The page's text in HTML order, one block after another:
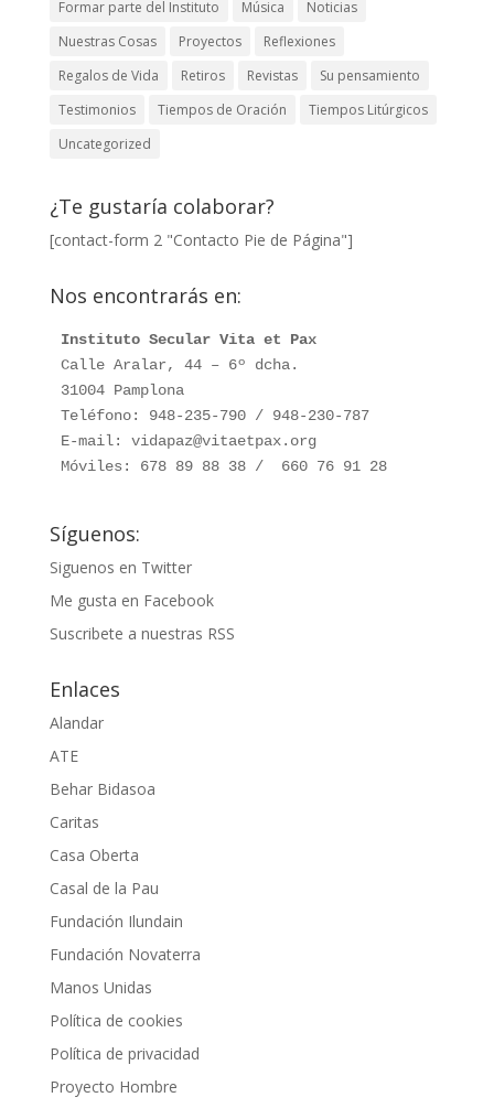
Formar parte del Instituto
Música
Noticias
Nuestras Cosas
Proyectos
Reflexiones
Regalos de Vida
Retiros Revistas
Su pensamiento
Testimonios
Tiempos de Oración
Tiempos Litúrgicos
Uncategorized
¿Te gustaría colaborar?
[contact-form 2 "Contacto Pie de Página"]
Nos encontrarás en:
Instituto Secular Vita et Pax
Calle Aralar, 44 – 6º dcha.
31004 Pamplona
Teléfono: 948-235-790 / 948-230-787
E-mail: vidapaz@vitaetpax.org
Móviles: 678 89 88 38 /  660 76 91 28
Síguenos:
Siguenos en Twitter
Me gusta en Facebook
Suscribete a nuestras RSS
Enlaces
Alandar
ATE
Behar Bidasoa
Caritas
Casa Oberta
Casal de la Pau
Fundación Ilundain
Fundación Novaterra
Manos Unidas
Política de cookies
Política de privacidad
Proyecto Hombre